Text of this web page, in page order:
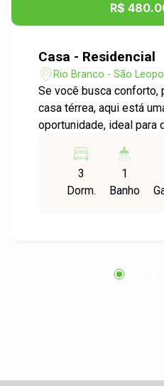
R$
Casa - Residencial
Rio Branco - São
Se você busca conforto,
casa térrea, aqui está
oportunidade, ideal para
(sem escadas). Logo na entrada, com destaque
a um amplo jardim
ocupando praticamente
futuras ampliações. A casa conta com 3
um ambiente funcional,
3
Dorm.
1
Banho